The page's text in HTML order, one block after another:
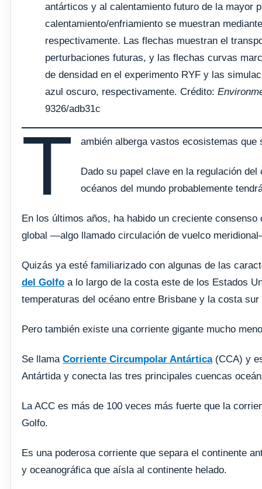
antárticos y al calentamiento futuro de la mayor
calentamiento/enfriamiento se muestran
respectivamente. Las flechas muestran el
perturbaciones futuras, y las flechas curvas
de densidad en el experimento RYF y las
azul oscuro, respectivamente. Crédito:
9326/adb31c
T ambién alberga vastos ecosistemas
Dado su papel clave en la regulación
océanos del mundo probablemente
En los últimos años, ha habido un creciente
global —algo llamado circulación de vuelco
Quizás ya esté familiarizado con algunas de las
del Golfo a lo largo de la costa este de los Estados
temperaturas del océano entre Brisbane y la costa
Pero también existe una corriente gigante mucho
Se llama Corriente Circumpolar Antártica(CCA) y
Antártida y conecta las tres principales cuencas
La ACC es más de 100 veces más fuerte que la
Golfo.
Es una poderosa corriente que separa el continente
y oceanográfica que aísla al continente helado.